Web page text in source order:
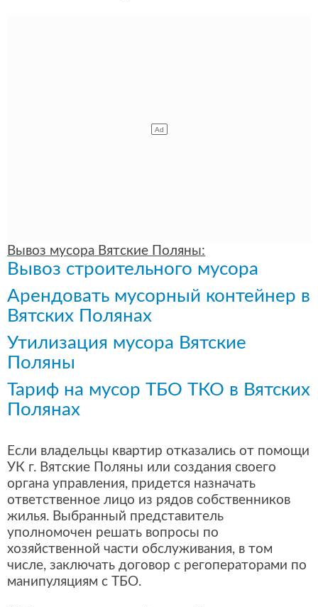
Вывоз мусора Вятские Поляны:
Вывоз строительного мусора
Арендовать мусорный контейнер в
Вятских Полянах
Утилизация мусора Вятские
Поляны
Тариф на мусор ТБО ТКО в Вятских
Полянах
Если владельцы квартир отказались от помощи
УК г. Вятские Поляны или создания своего
органа управления, придется назначать
ответственное лицо из рядов собственников
жилья. Выбранный представитель
уполномочен решать вопросы по
хозяйственной части обслуживания, в том
числе, заключать договор с регоператорами по
манипуляциям с ТБО.